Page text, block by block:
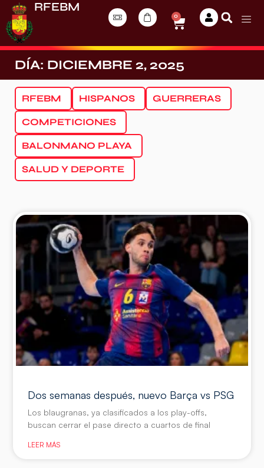
RFEBM
0
DÍA: DICIEMBRE 2, 2025
RFEBM HISPANOS GUERRERAS
COMPETICIONES
BALONMANO PLAYA
SALUD Y DEPORTE
Dos semanas después, nuevo Barça vs PSG
Los blaugranas, ya clasificados a los play-offs,
buscan cerrar el pase directo a cuartos de final
LEER MÁS